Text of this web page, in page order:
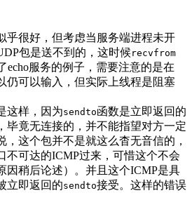
乎很好，但考虑当服务端进程未开
包是送不到的，这时候recvfrom
echo服务的例子，需要注意的是在
仍可以输入，但实际上线程是阻塞
这样，因为sendto函数是立即返回的
毕竟无连接的，并不能指望对方一定
，这个包并不是就这么杳无音信的，
不可达的ICMP过来，可惜这个不会
因稍后论述）。并且这个ICMP是具
立即返回的sendto接受。这样的错误